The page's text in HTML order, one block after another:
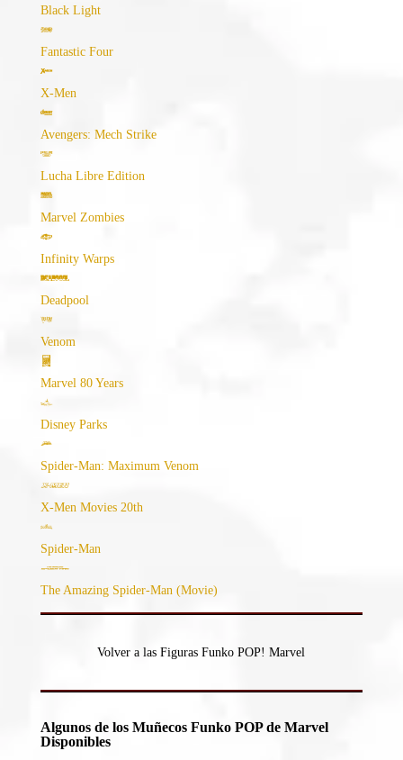
Black Light
Fantastic Four
X-Men
Avengers: Mech Strike
Lucha Libre Edition
Marvel Zombies
Infinity Warps
Deadpool
Venom
Marvel 80 Years
Disney Parks
Spider-Man: Maximum Venom
X-Men Movies 20th
Spider-Man
The Amazing Spider-Man (Movie)
Volver a las Figuras Funko POP! Marvel
Algunos de los Muñecos Funko POP de Marvel
Disponibles